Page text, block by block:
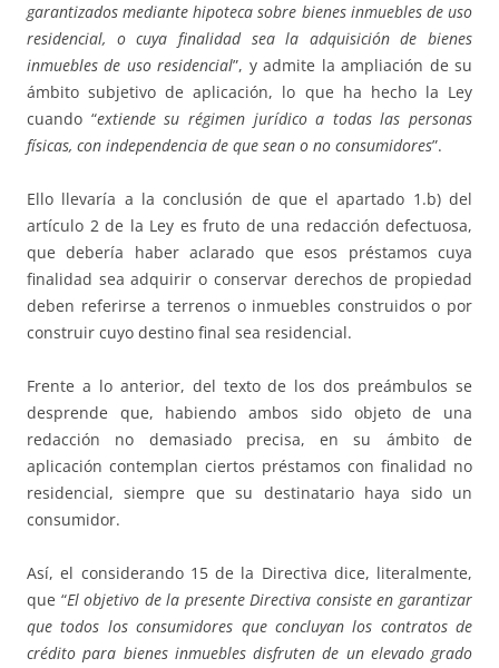
garantizados mediante hipoteca sobre bienes inmuebles de uso
residencial, o cuya finalidad sea la adquisición de bienes
inmuebles de uso residencial”, y admite la ampliación de su
ámbito subjetivo de aplicación, lo que ha hecho la Ley
cuando “extiende su régimen jurídico a todas las personas
físicas, con independencia de que sean o no consumidores”.
Ello llevaría a la conclusión de que el apartado 1.b) del
artículo 2 de la Ley es fruto de una redacción defectuosa,
que debería haber aclarado que esos préstamos cuya
finalidad sea adquirir o conservar derechos de propiedad
deben referirse a terrenos o inmuebles construidos o por
construir cuyo destino final sea residencial.
Frente a lo anterior, del texto de los dos preámbulos se
desprende que, habiendo ambos sido objeto de una
redacción no demasiado precisa, en su ámbito de
aplicación contemplan ciertos préstamos con finalidad no
residencial, siempre que su destinatario haya sido un
consumidor.
Así, el considerando 15 de la Directiva dice, literalmente,
que “El objetivo de la presente Directiva consiste en garantizar
que todos los consumidores que concluyan los contratos de
crédito para bienes inmuebles disfruten de un elevado grado